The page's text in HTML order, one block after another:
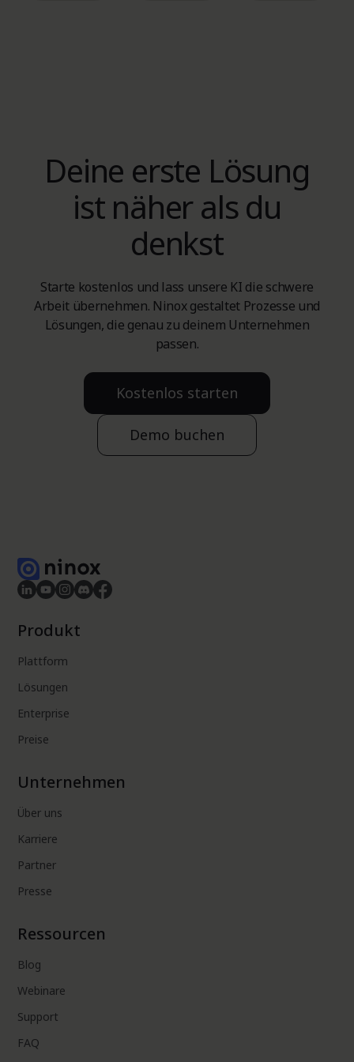
Deine erste Lösung
ist näher als du
denkst
Starte kostenlos und lass unsere KI die schwere
Arbeit übernehmen. Ninox gestaltet Prozesse und
Lösungen, die genau zu deinem Unternehmen
passen.
Kostenlos starten
Demo buchen
Produkt
Plattform
Lösungen
Enterprise
Preise
Unternehmen
Über uns
Karriere
Partner
Presse
Ressourcen
Blog
Webinare
Support
FAQ